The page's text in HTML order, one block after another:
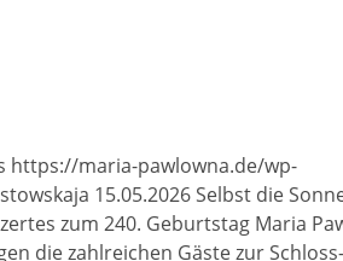
https://maria-pawlowna.de/wp-
15.05.2026 Selbst die
zum 240. Geburtstag Maria
die zahlreichen Gäste zur